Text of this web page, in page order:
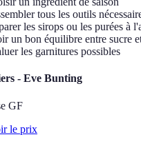
tous les outils
les sirops ou les purées à
un bon équilibre entre sucre
les garnitures possibles
- Eve Bunting
GF
le prix